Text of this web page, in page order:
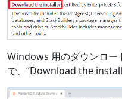
Windows 用のダウンロー
で、“Download the